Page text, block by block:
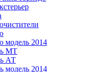
модель 2014
МТ
АТ
модель 2014